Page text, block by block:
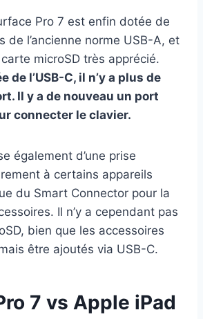
Pro 7 est enfin dotée de
de l’ancienne norme USB-A, et
microSD très apprécié.
de l’USB-C, il n’y a plus de
Il y a de nouveau un port
connecter le clavier.
également d’une prise
à certains appareils
du Smart Connector pour la
Il n’y a cependant pas
bien que les accessoires
être ajoutés via USB-C.
7 vs Apple iPad